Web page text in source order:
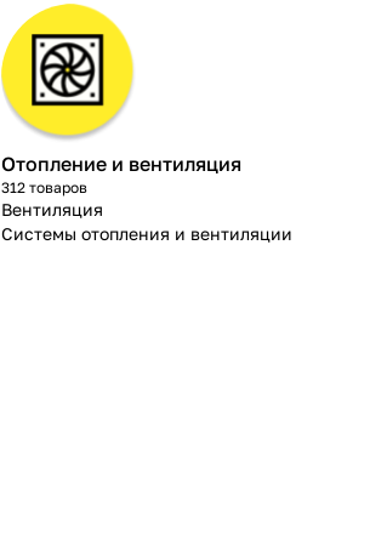
Отопление и вентиляция
312 товаров
Вентиляция
Системы отопления и вентиляции